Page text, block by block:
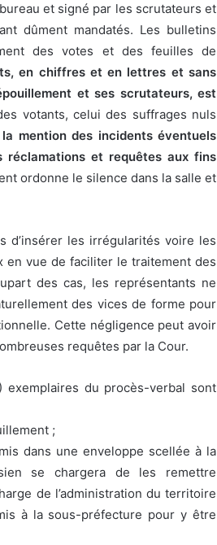
bureau et signé par les scrutateurs et
dûment mandatés. Les bulletins
des votes et des feuilles de
en chiffres et en lettres et sans
et ses scrutateurs, est
votants, celui des suffrages nuls
mention des incidents éventuels
réclamations et requêtes aux fins
ordonne le silence dans la salle et
d’insérer les irrégularités voire les
en vue de faciliter le traitement des
des cas, les représentants ne
des vices de forme pour
Cette négligence peut avoir
requêtes par la Cour.
du procès-verbal sont
;
dans une enveloppe scellée à la
se chargera de les remettre
de l’administration du territoire
à la sous-préfecture pour y être